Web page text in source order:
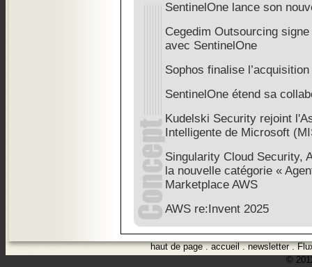
SentinelOne lance son
Cegedim Outsourcing
avec SentinelOne
Sophos finalise
SentinelOne étend sa
Kudelski Security rejoint
Intelligente de Microsoft
Singularity Cloud Security,
la nouvelle catégorie «
Marketplace AWS
AWS re:Invent 2025
haut de page.accueil.newsletter.
©